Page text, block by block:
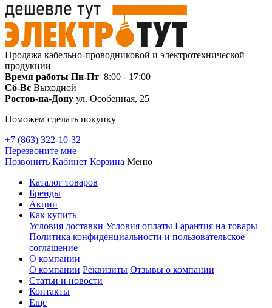
Продажа кабельно-проводниковой и электротехнической
продукции
Время работы Пн-Пт 8:00 - 17:00
Сб-Вс Выходной
Ростов-на-Дону ул. Особенная, 25
Поможем сделать покупку
+7 (863) 322-10-32
Перезвоните мне
Позвонить Кабинет Корзина Меню
Каталог товаров
Бренды
Акции
Как купить
Условия доставки Условия оплаты Гарантия на товары
Политика конфиденциальности и пользовательское
соглашение
О компании
О компании Реквизиты Отзывы о компании
Статьи и новости
Контакты
Еще